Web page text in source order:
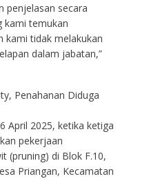
penjelasan secara
kami temukan
kami tidak melakukan
dalam jabatan,”
Penahanan Diduga
April 2025, ketika ketiga
pekerjaan
(pruning) di Blok F.10,
Priangan, Kecamatan